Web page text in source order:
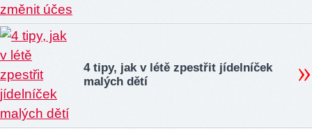
4 tipy, jak v létě zpestřit jídelníček
malých dětí